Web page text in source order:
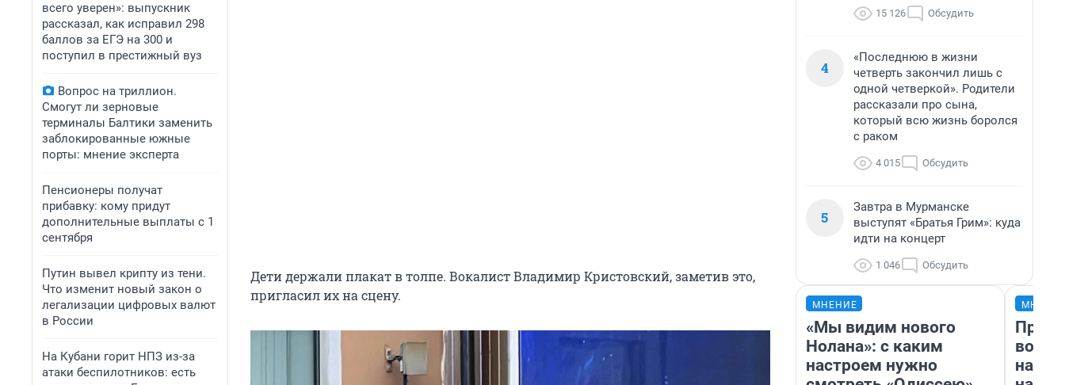
всего уверен»: выпускник
рассказал, как исправил 298
баллов за ЕГЭ на 300 и
поступил в престижный вуз
Вопрос на триллион.
Смогут ли зерновые
терминалы Балтики заменить
заблокированные южные
порты: мнение эксперта
Пенсионеры получат
прибавку: кому придут
дополнительные выплаты с 1
сентября
Путин вывел крипту из тени.
Что изменит новый закон о
легализации цифровых валют
в России
На Кубани горит НПЗ из-за
атаки беспилотников: есть
Дети держали плакат в толпе. Вокалист Владимир Кристовский, заметив это,
пригласил их на сцену.
15 126 Обсудить
4
«Последнюю в жизни
четверть закончил лишь с
одной четверкой». Родители
рассказали про сына,
который всю жизнь боролся
с раком
4 015 Обсудить
5
Завтра в Мурманске
выступят «Братья Грим»: куда
идти на концерт
1 046 Обсудить
МНЕНИЕ
«Мы видим нового
Нолана»: с каким
настроем нужно
нам